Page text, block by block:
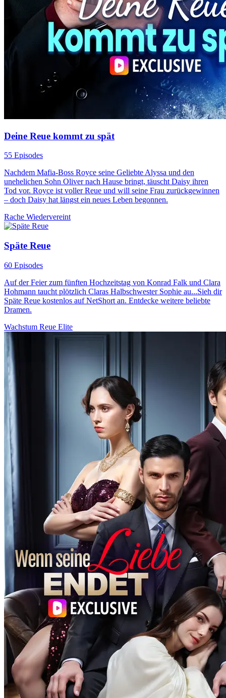
Deine Reue kommt zu spät
55 Episodes
Nachdem Mafia-Boss Royce seine Geliebte Alyssa und den
unehelichen Sohn Oliver nach Hause bringt, täuscht Daisy ihren
Tod vor. Royce ist voller Reue und will seine Frau zurückgewinnen
– doch Daisy hat längst ein neues Leben begonnen.
Rache Wiedervereint
Späte Reue
60 Episodes
Auf der Feier zum fünften Hochzeitstag von Konrad Falk und Clara
Hohmann taucht plötzlich Claras Halbschwester Sophie au...Sieh dir
Späte Reue kostenlos auf NetShort an. Entdecke weitere beliebte
Dramen.
Wachstum Reue Elite